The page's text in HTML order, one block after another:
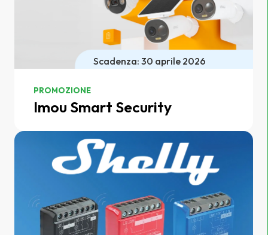
Scadenza: 30 aprile 2026
PROMOZIONE
Imou Smart Security